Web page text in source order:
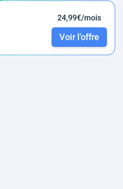
24,99€/mois
Voir l'offre